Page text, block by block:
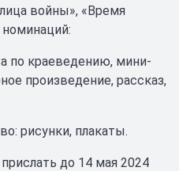
войны», «Время
по краеведению, мини-
произведение, рассказ,
рисунки, плакаты.
до 14 мая 2024